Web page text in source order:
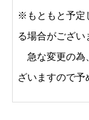
※もともと予定
る場合がござい
急な変更の為
ざいますので予